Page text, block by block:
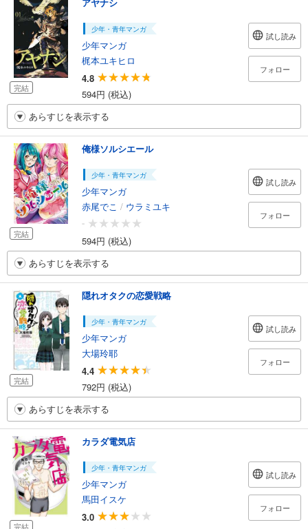
完結
少年・青年マンガ
少年マンガ
梶本ユキヒロ
4.8
594円 (税込)
試し読み
フォロー
あらすじを表示する
完結
俺様ソルシエール
少年・青年マンガ
少年マンガ
赤尾でこ / ウラミユキ
-
594円 (税込)
試し読み
フォロー
あらすじを表示する
完結
隠れオタクの恋愛戦略
少年・青年マンガ
少年マンガ
大場玲耶
4.4
792円 (税込)
試し読み
フォロー
あらすじを表示する
完結
カラダ電気店
少年・青年マンガ
少年マンガ
馬田イスケ
3.0
試し読み
フォロー